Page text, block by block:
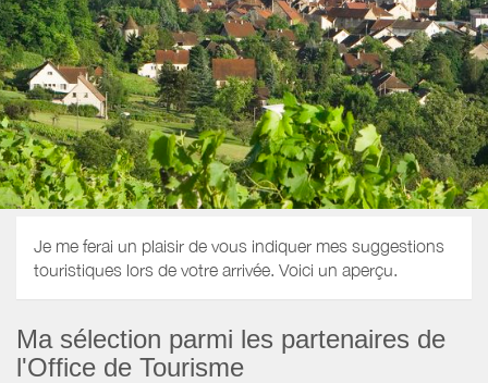
Je me ferai un plaisir de vous indiquer mes suggestions
touristiques lors de votre arrivée. Voici un aperçu.
Ma sélection parmi les partenaires de
l'Office de Tourisme